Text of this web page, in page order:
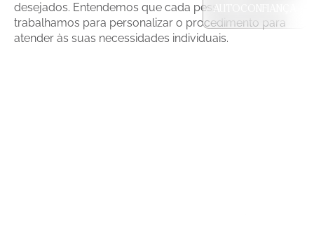
desejados. Entendemos que cada pessoa é única, e
trabalhamos para personalizar o procedimento para
atender às suas necessidades individuais.
AUTOCONFIANÇA